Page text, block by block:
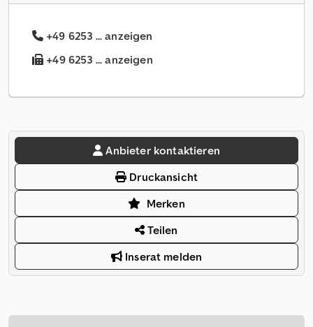
+49 6253 ... anzeigen
+49 6253 ... anzeigen
Anbieter kontaktieren
Druckansicht
Merken
Teilen
Inserat melden